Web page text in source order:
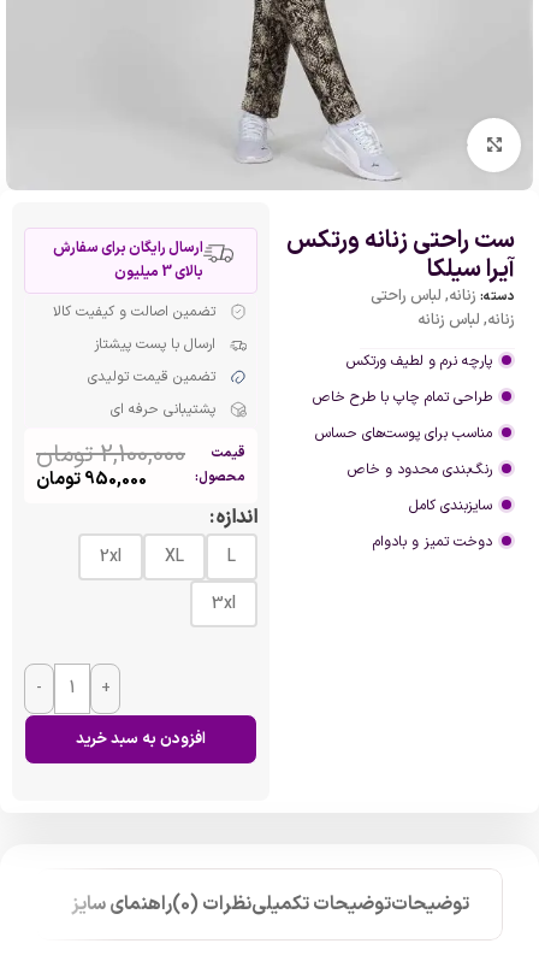
بزرگنمایی تصویر
ست راحتی زنانه ورتکس
آیرا سیلکا
دسته: زنانه, لباس راحتی
زنانه, لباس زنانه
پارچه نرم و لطیف ورتکس
طراحی تمام چاپ با طرح خاص
مناسب برای پوست‌های حساس
رنگ‌بندی محدود و خاص
سایزبندی کامل
دوخت تمیز و بادوام
ارسال رایگان برای سفارش
بالای 3 میلیون
تضمین اصالت و کیفیت کالا
ارسال با پست پیشتاز
تضمین قیمت تولیدی
پشتیبانی حرفه ای
قیمت
محصول:
2,100,000 تومان
950,000تومان
اندازه
L
XL
2xl
3xl
- +
افزودن به سبد خرید
توضیحاتتوضیحات تکمیلینظرات (0) راهنمای سایز